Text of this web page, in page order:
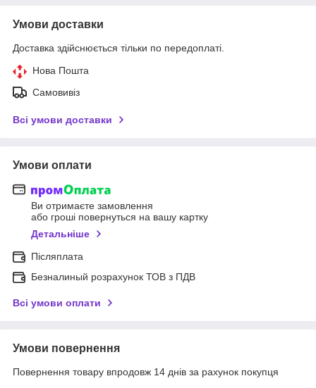
Умови доставки
Доставка здійснюється тільки по передоплаті.
Нова Пошта
Самовивіз
Всі умови доставки
Умови оплати
Ви отримаєте замовлення
або гроші повернуться на вашу картку
Детальніше
Післяплата
Безналиный розрахунок ТОВ з ПДВ
Всі умови оплати
Умови повернення
Повернення товару впродовж 14 днів за рахунок покупця